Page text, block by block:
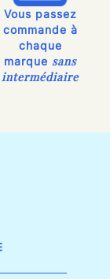
Vous passez
commande à
chaque
marque sans
intermédiaire